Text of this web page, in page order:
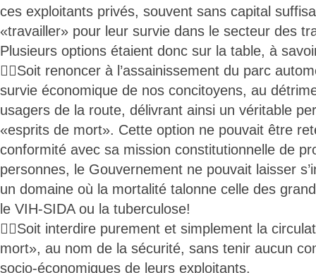
ces exploitants privés, souvent sans capital
«travailler» pour leur survie dans le secteur des
Plusieurs options étaient donc sur la table, à
Soit renoncer à l’assainissement du parc
survie économique de nos concitoyens, au
usagers de la route, délivrant ainsi un véritable
«esprits de mort». Cette option ne pouvait être
conformité avec sa mission constitutionnelle de
personnes, le Gouvernement ne pouvait laisser
un domaine où la mortalité talonne celle des
le VIH-SIDA ou la tuberculose!
Soit interdire purement et simplement la
mort», au nom de la sécurité, sans tenir aucun
socio-économiques de leurs exploitants.